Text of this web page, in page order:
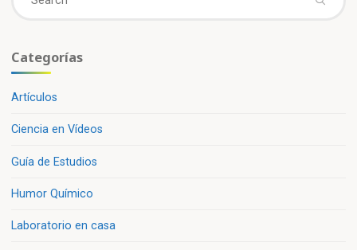
Categorías
Artículos
Ciencia en Vídeos
Guía de Estudios
Humor Químico
Laboratorio en casa